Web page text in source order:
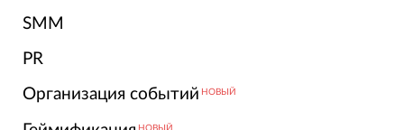
SMM
PR
Организация событий НОВЫЙ
НОВЫЙ